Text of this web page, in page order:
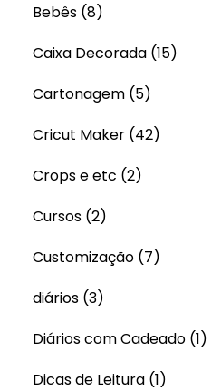
Bebês (8)
Caixa Decorada (15)
Cartonagem (5)
Cricut Maker (42)
Crops e etc (2)
Cursos (2)
Customização (7)
diários (3)
Diários com Cadeado (1)
Dicas de Leitura (1)